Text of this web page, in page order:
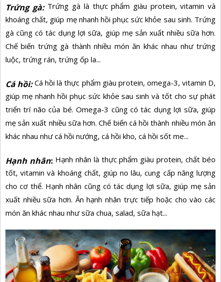
Trứng gà: Trứng gà là thực phẩm giàu protein, vitamin và
khoáng chất, giúp mẹ nhanh hồi phục sức khỏe sau sinh. Trứng
gà cũng có tác dụng lợi sữa, giúp mẹ sản xuất nhiều sữa hơn.
Chế biến trứng gà thành nhiều món ăn khác nhau như trứng
luộc, trứng rán, trứng ốp la...
Cá hồi: Cá hồi là thực phẩm giàu protein, omega-3, vitamin D,
giúp mẹ nhanh hồi phục sức khỏe sau sinh và tốt cho sự phát
triển trí não của bé. Omega-3 cũng có tác dụng lợi sữa, giúp
mẹ sản xuất nhiều sữa hơn. Chế biến cá hồi thành nhiều món ăn
khác nhau như cá hồi nướng, cá hồi kho, cá hồi sốt me...
Hạnh nhân: Hạnh nhân là thực phẩm giàu protein, chất béo
tốt, vitamin và khoáng chất, giúp no lâu, cung cấp năng lượng
cho cơ thể. Hạnh nhân cũng có tác dụng lợi sữa, giúp mẹ sản
xuất nhiều sữa hơn. Ăn hạnh nhân trực tiếp hoặc cho vào các
món ăn khác nhau như sữa chua, salad, sữa hạt...